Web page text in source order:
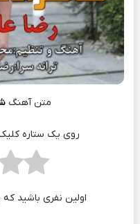
متن آهنگ
روی یک ستاره کلیک
اولین نفری باشید